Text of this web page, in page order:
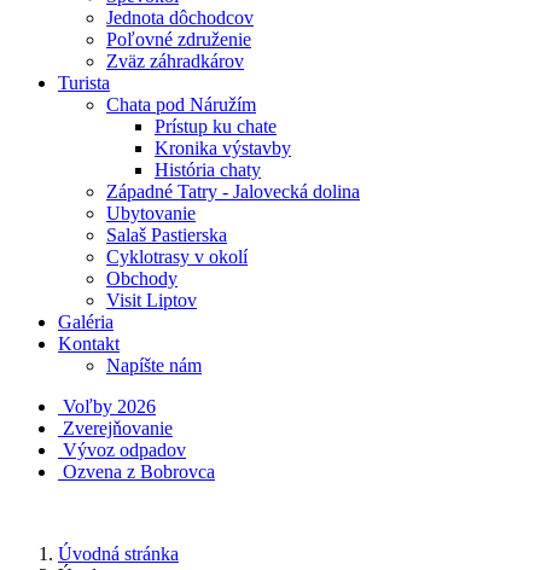
Jednota dôchodcov
Poľovné združenie
Zväz záhradkárov
Turista
Chata pod Náružím
Prístup ku chate
Kronika výstavby
História chaty
Západné Tatry - Jalovecká dolina
Ubytovanie
Salaš Pastierska
Cyklotrasy v okolí
Obchody
Visit Liptov
Galéria
Kontakt
Napíšte nám
Voľby 2026
Zverejňovanie
Vývoz odpadov
Ozvena z Bobrovca
Úvodná stránka